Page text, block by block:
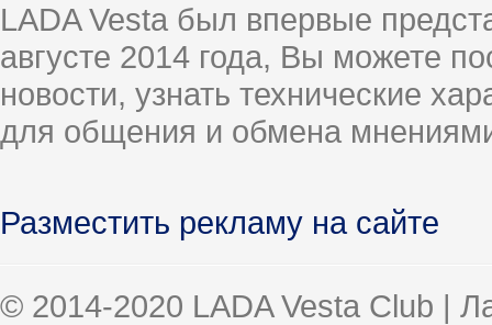
LADA Vesta был впервые
августе 2014 года, Вы можете
новости, узнать технические
для общения и обмена
Разместить рекламу на сайте
© 2014-2020 LADA Vesta Club |